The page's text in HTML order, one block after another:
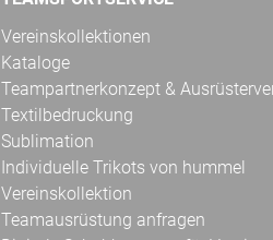
Vereinskollektionen
Kataloge
Teampartnerkonzept &
Textilbedruckung
Sublimation
Individuelle Trikots von hummel
Vereinskollektion
Teamausrüstung anfragen